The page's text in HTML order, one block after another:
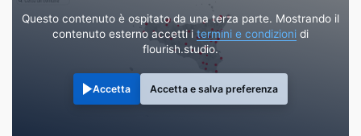
Questo contenuto è ospitato da una terza parte. Mostrando il
contenuto esterno accetti i termini e condizioni di
flourish.studio.
Accetta Accetta e salva preferenza